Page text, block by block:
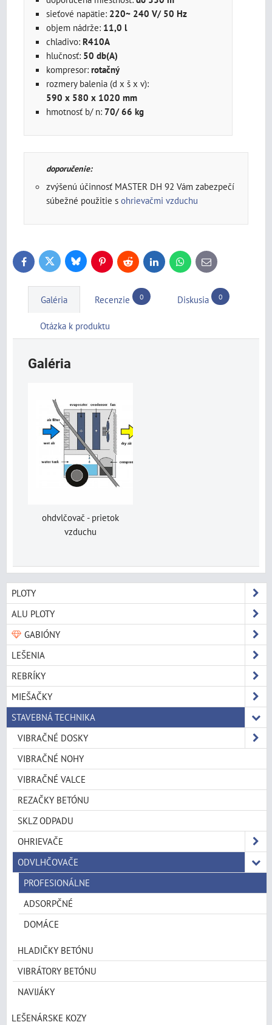
sieťové napätie: 220~ 240 V/ 50 Hz
objem nádrže: 11,0 l
chladivo: R410A
hlučnosť: 50 db(A)
kompresor: rotačný
rozmery balenia (d x š x v):
590 x 580 x 1020 mm
hmotnosť b/ n: 70/ 66 kg
doporučenie:
zvýšenú účinnosť MASTER DH 92 Vám zabezpečí
súbežné použitie s ohrievačmi vzduchu
FacebookTwitter BlueskyPinterestReddit LinkedInWhatsApp
E-
mail
Galéria Recenzie 0 Diskusia 0
Otázka k produktu
Galéria
ohdvlčovač - prietok
vzduchu
PLOTY
ALU PLOTY
GABIÓNY
LEŠENIA
REBRÍKY
MIEŠAČKY
STAVEBNÁ TECHNIKA
VIBRAČNÉ DOSKY
VIBRAČNÉ NOHY
VIBRAČNÉ VALCE
REZAČKY BETÓNU
SKLZ ODPADU
OHRIEVAČE
ODVLHČOVAČE
PROFESIONÁLNE
ADSORPČNÉ
DOMÁCE
HLADIČKY BETÓNU
VIBRÁTORY BETÓNU
NAVIJÁKY
LEŠENÁRSKE KOZY